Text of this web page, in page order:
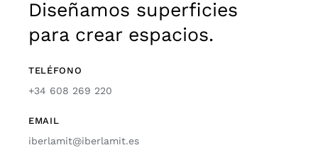
Diseñamos superficies
para crear espacios.
TELÉFONO
+34 608 269 220
EMAIL
iberlamit@iberlamit.es